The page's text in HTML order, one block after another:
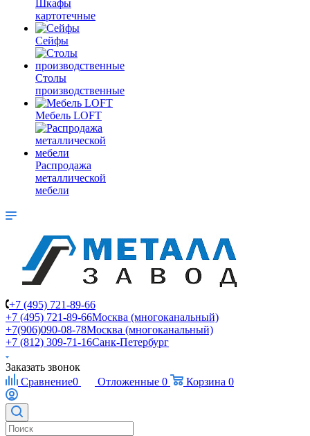
Шкафы
картотечные
Сейфы
Столы
производственные
Мебель LOFT
Распродажа
металлической
мебели
+7 (495) 721-89-66
+7 (495) 721-89-66Москва (многоканальный)
+7(906)090-08-78Москва (многоканальный)
+7 (812) 309-71-16Санк-Петербург
Заказать звонок
Сравнение0 Отложенные 0 Корзина 0